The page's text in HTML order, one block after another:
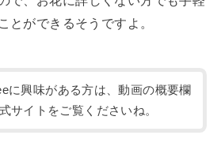
とができるそうですよ。
に興味がある方は、動画の概要欄
サイトをご覧くださいね。